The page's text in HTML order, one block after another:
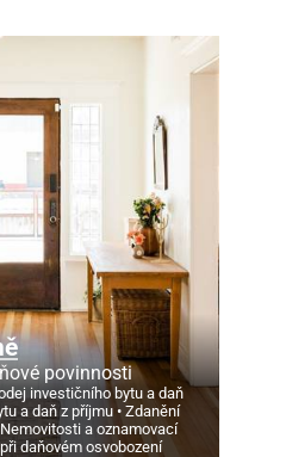
povinnosti
investičního bytu a daň
a daň z příjmu
Zdanění
Nemovitosti a oznamovací
daňovém osvobození